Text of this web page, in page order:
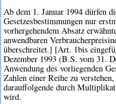
Ab dem 1. Januar 1994 dürfen
Gesetzesbestimmungen nur
vorhergehendem Absatz
anwendbaren
überschreitet.] [Art. 1bis
Dezember 1993 (B.S. vom 31.
Anwendung des vorliegenden
Zahlen einer Reihe zu
darauffolgende durch
wird.